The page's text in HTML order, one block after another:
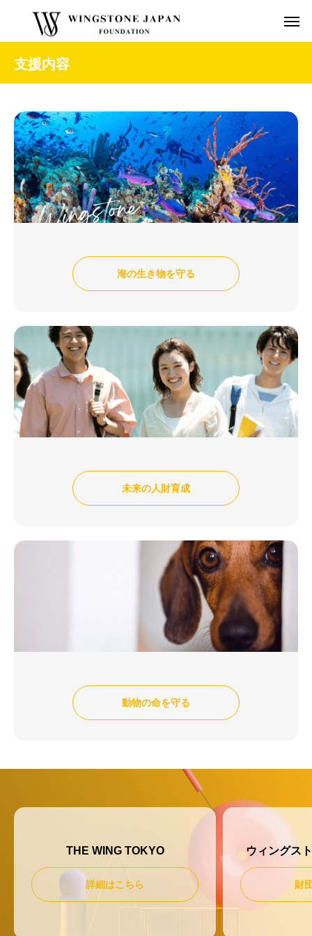
支援内容
海の生き物を守る
未来の人財育成
動物の命を守る
THE WING TOKYO
詳細はこちら
ウィングス
財